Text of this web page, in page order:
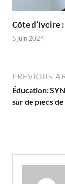
Côte d’Ivoire
5 juin 2024
PREVIOUS
Éducation:
sur de pieds